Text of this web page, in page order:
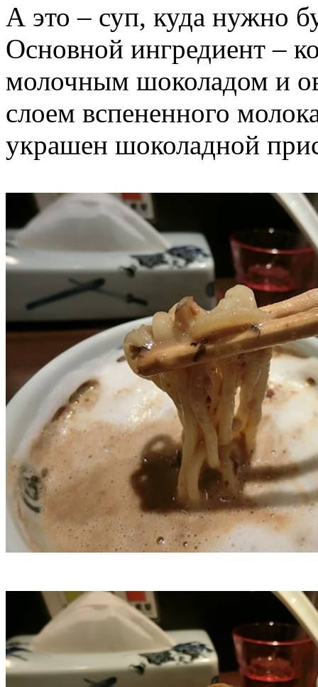
А это – суп, куда нужно
Основной ингредиент –
молочным шоколадом и
слоем вспененного
украшен шоколадной